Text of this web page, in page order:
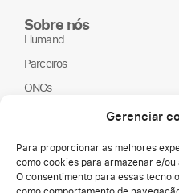
Gerenciar
Para proporcionar as melhores
como cookies para armazenar e/
O consentimento para essas
Sobre nós
Humand
Parceiros
ONGs